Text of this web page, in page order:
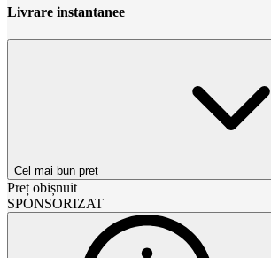
Livrare instantanee
Cel mai bun preț
Preț obișnuit
SPONSORIZAT